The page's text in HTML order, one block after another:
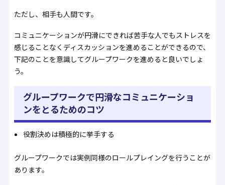
ただし、相手も人間です。
コミュニケーションが円滑にできれば苦手な人でもストレスを
感じることなくディスカッションを進めることができるので、
下記のことを意識してグループワークを進めると良いでしょ
う。
グループワークで円滑なコミュニケーショ
ンをとるためのコツ
役割決めは積極的に挙手する
グループワークでは実例同様のロールプレイングを行うことが
あります。